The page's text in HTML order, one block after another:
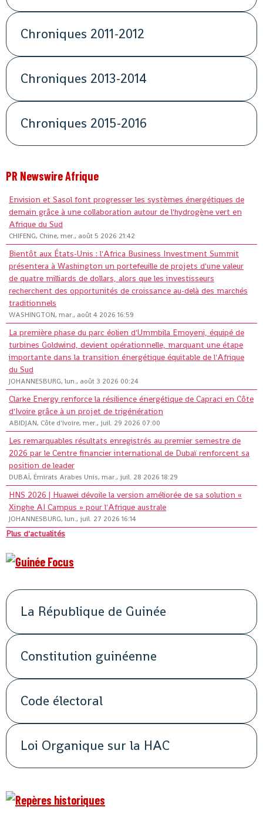
Chroniques 2011-2012
Chroniques 2013-2014
Chroniques 2015-2016
PR Newswire Afrique
Envision et Sasol font progresser les systèmes énergétiques de
demain grâce à une collaboration autour de l'hydrogène vert en
Afrique du Sud
CHIFENG, Chine, mer., août 5 2026 21:42
Bientôt aux États-Unis : l'Africa Business Investment Summit
présentera à Washington un portefeuille de projets d'une valeur
de quatre milliards de dollars, alors que les investisseurs
recherchent des opportunités de croissance au-delà des marchés
traditionnels
WASHINGTON, mar., août 4 2026 16:59
La première phase du parc éolien d'Ummbila Emoyeni, équipé de
turbines Goldwind, devient opérationnelle, marquant une étape
importante dans la transition énergétique équitable de l'Afrique
du Sud
JOHANNESBURG, lun., août 3 2026 00:24
Clarke Energy renforce la résilience énergétique de Capraci en Côte
d'Ivoire grâce à un projet de trigénération
ABIDJAN, Côte d'Ivoire, mer., juil. 29 2026 07:00
Les remarquables résultats enregistrés au premier semestre de
2026 par le Centre financier international de Dubaï renforcent sa
position de leader
DUBAÏ, Émirats Arabes Unis, mar., juil. 28 2026 18:29
HNS 2026 | Huawei dévoile la version améliorée de sa solution «
Xinghe AI Campus » pour l'Afrique australe
JOHANNESBURG, lun., juil. 27 2026 16:14
Plus d'actualités
La République de Guinée
Constitution guinéenne
Code électoral
Loi Organique sur la HAC